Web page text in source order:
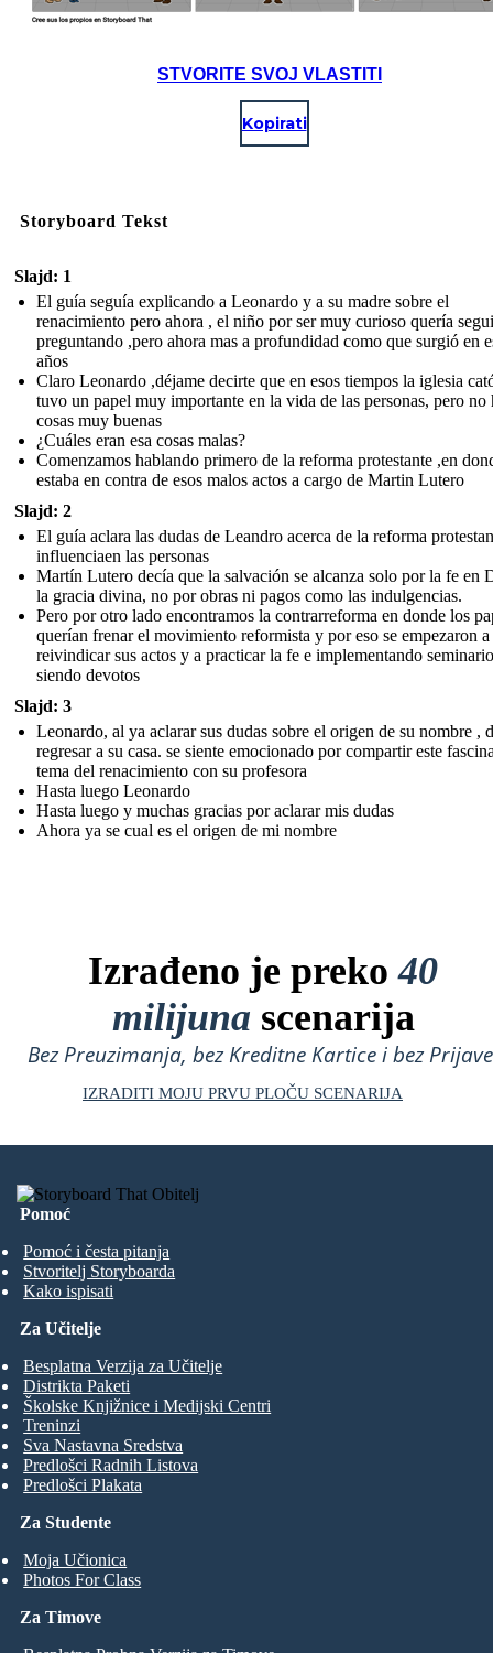
STVORITE SVOJ VLASTITI
Kopirati
Storyboard Tekst
Slajd: 1
El guía seguía explicando a Leonardo y a su madre sobre el
renacimiento pero ahora , el niño por ser muy curioso quería
preguntando ,pero ahora mas a profundidad como que surgió en
años
Claro Leonardo ,déjame decirte que en esos tiempos la iglesia
tuvo un papel muy importante en la vida de las personas, pero no
cosas muy buenas
¿Cuáles eran esa cosas malas?
Comenzamos hablando primero de la reforma protestante ,en
estaba en contra de esos malos actos a cargo de Martin Lutero
Slajd: 2
El guía aclara las dudas de Leandro acerca de la reforma
influenciaen las personas
Martín Lutero decía que la salvación se alcanza solo por la fe en
la gracia divina, no por obras ni pagos como las indulgencias.
Pero por otro lado encontramos la contrarreforma en donde los
querían frenar el movimiento reformista y por eso se empezaron a
reivindicar sus actos y a practicar la fe e implementando
siendo devotos
Slajd: 3
Leonardo, al ya aclarar sus dudas sobre el origen de su nombre ,
regresar a su casa. se siente emocionado por compartir este
tema del renacimiento con su profesora
Hasta luego Leonardo
Hasta luego y muchas gracias por aclarar mis dudas
Ahora ya se cual es el origen de mi nombre
Izrađeno je preko40
milijuna scenarija
Bez Preuzimanja, bez Kreditne Kartice i bez
IZRADITI MOJU PRVU PLOČU SCENARIJA
Pomoć
Pomoć i česta pitanja
Stvoritelj Storyboarda
Kako ispisati
Za Studente
Moja Učionica
Photos For Class
Za Učitelje
Besplatna Verzija za Učitelje
Distrikta Paketi
Školske Knjižnice i Medijski Centri
Treninzi
Sva Nastavna Sredstva
Predlošci Radnih Listova
Predlošci Plakata
Za Timove